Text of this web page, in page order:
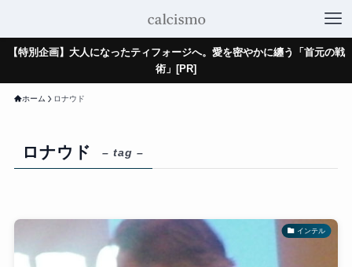
【特別企画】大人になったティフォージへ。愛を密やかに纏う「首元の戦
術」[PR]
ホーム ロナウド
ロナウド – tag –
インテル